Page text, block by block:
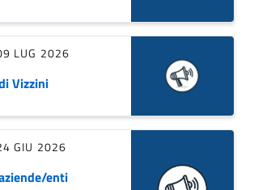
LUG 2026
Vizzini
GIU 2026
enti